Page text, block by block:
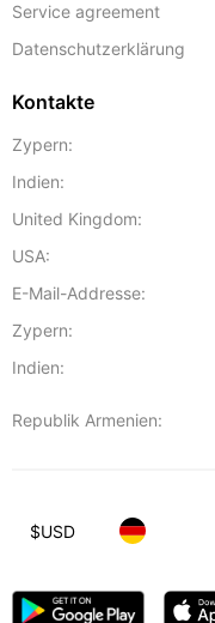
Service agreement
Datenschutzerklärung
Kontakte
Zypern:
Indien:
United Kingdom:
USA:
E-Mail-Addresse:
Zypern:
Indien:
Republik Armenien:
$USD